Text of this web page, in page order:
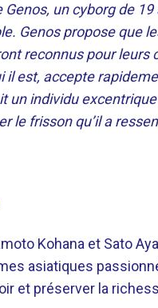
Genos, un cyborg de
Genos propose que
reconnus pour
est, accepte
un individu
le frisson qu’il a
Kohana et Sato
asiatiques
et préserver la